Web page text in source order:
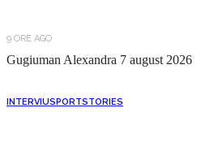
9 ORE AGO
Gugiuman Alexandra 7 august 2026
INTERVIUSPORTSTORIES